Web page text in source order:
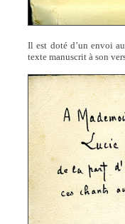
Il est doté d’un envoi
texte manuscrit à son